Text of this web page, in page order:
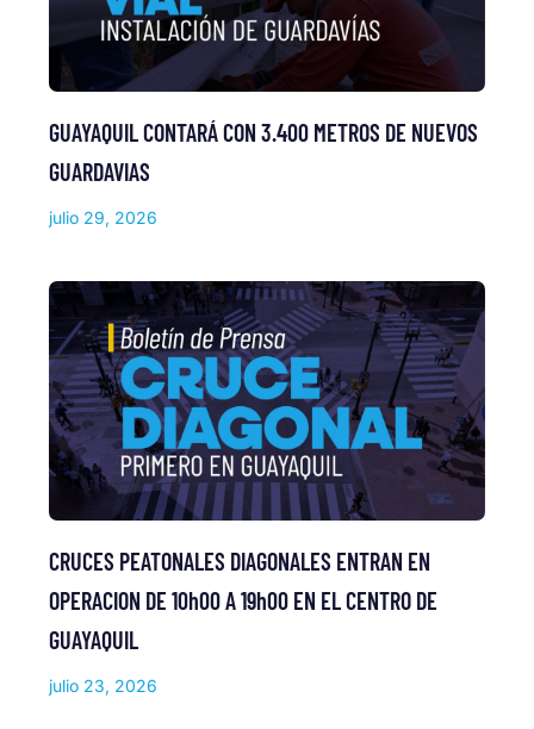
GUAYAQUIL CONTARÁ CON 3.400 METROS DE NUEVOS
GUARDAVIAS
julio 29, 2026
CRUCES PEATONALES DIAGONALES ENTRAN EN
OPERACION DE 10h00 A 19h00 EN EL CENTRO DE
GUAYAQUIL
julio 23, 2026